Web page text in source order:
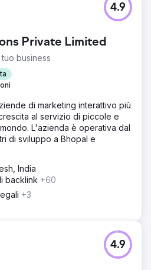
Private Limited
business
4.9
di marketing interattivo più
al servizio di piccole e
L'azienda è operativa dal
di sviluppo a Bhopal e
India
backlink +60
+3
4.9